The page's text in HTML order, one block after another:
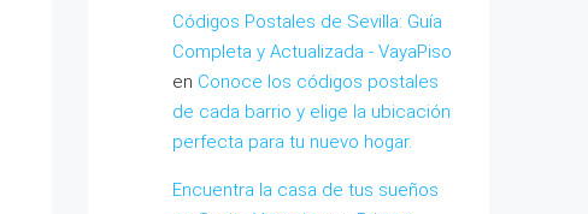
Códigos Postales de Sevilla: Guía
Completa y Actualizada - VayaPiso
en Conoce los códigos postales
de cada barrio y elige la ubicación
perfecta para tu nuevo hogar.
Encuentra la casa de tus sueños